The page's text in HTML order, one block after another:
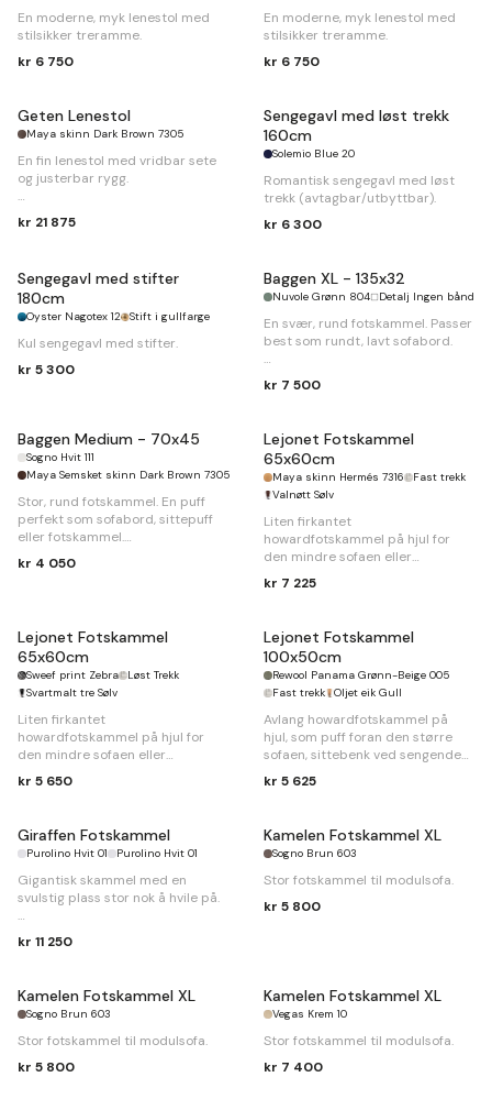
En moderne, myk lenestol med
stilsikker treramme.
kr 6 750
En moderne, myk lenestol med
stilsikker treramme.
kr 6 750
Geten Lenestol
Maya skinn Dark Brown 7305
En fin lenestol med vridbar sete
og justerbar rygg.
kr 21 875
Sengegavl med løst trekk
160cm
Solemio Blue 20
Romantisk sengegavl med løst
trekk (avtagbar/utbyttbar).
kr 6 300
Sengegavl med stifter
180cm
Oyster Nagotex 12 Stift i gullfarge
Kul sengegavl med stifter.
kr 5 300
Baggen XL - 135x32
Nuvole Grønn 804 Detalj Ingen bånd
En svær, rund fotskammel. Passer
best som rundt, lavt sofabord.
kr 7 500
Baggen Medium - 70x45
Sogno Hvit 111
Maya Semsket skinn Dark Brown 7305
Stor, rund fotskammel. En puff
perfekt som sofabord, sittepuff
eller fotskammel.
Ø 70 xH45cm
kr 4 050
Lejonet Fotskammel
65x60cm
Maya skinn Hermés 7316
Fast trekk
Valnøtt Sølv
Liten firkantet
howardfotskammel på hjul for
den mindre sofaen eller
kr 7 225
Lejonet Fotskammel
65x60cm
Sweef print Zebra
Løst Trekk
Svartmalt tre Sølv
Liten firkantet
howardfotskammel på hjul for
den mindre sofaen eller
kr 5 650
Lejonet Fotskammel
100x50cm
Rewool Panama Grønn-Beige 005
Fast trekk
Oljet eik Gull
Avlang howardfotskammel på
hjul, som puff foran den større
sofaen, sittebenk ved sengenden
kr 5 625
Giraffen Fotskammel
Purolino Hvit 01 Purolino Hvit 01
Gigantisk skammel med en
svulstig plass stor nok å hvile på.
kr 11 250
Kamelen Fotskammel XL
Sogno Brun 603
Stor fotskammel til modulsofa.
kr 5 800
Kamelen Fotskammel XL
Sogno Brun 603
Stor fotskammel til modulsofa.
kr 5 800
Kamelen Fotskammel XL
Vegas Krem 10
Stor fotskammel til modulsofa.
kr 7 400